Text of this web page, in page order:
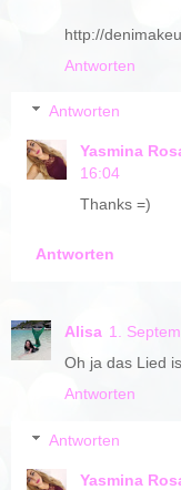
http://
Antworten
Antworten
Yasmina
16:04
Thanks =)
Antworten
Alisa 1.
Oh ja das Lied
Antworten
Antworten
Yasmina